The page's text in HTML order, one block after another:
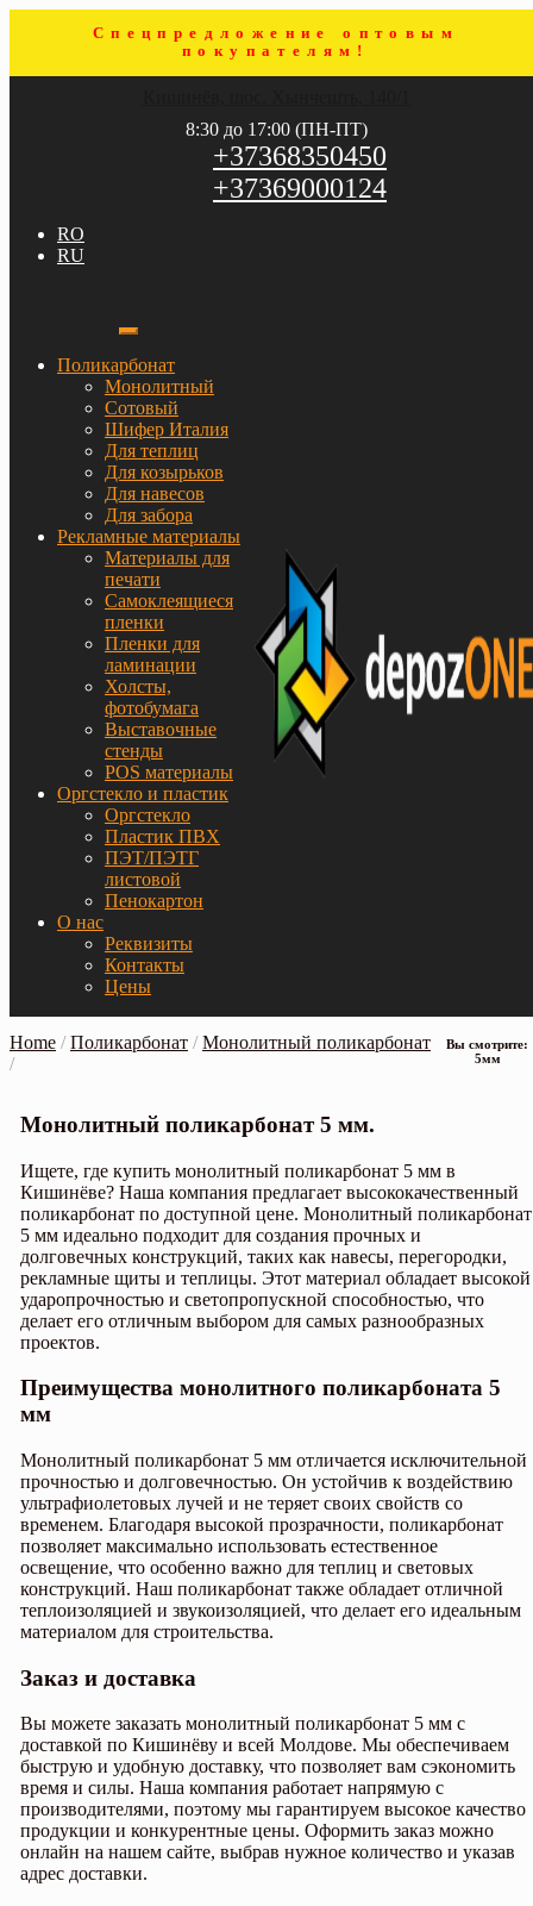
Спецпредложение оптовым
покупателям!
8:30 до 17:00 (ПН-ПТ)
+37368350450
+37369000124
RO
RU
Поликарбонат
Монолитный
Сотовый
Шифер Италия
Для теплиц
Для козырьков
Для навесов
Для забора
Рекламные материалы
Материалы для
печати
Самоклеящиеся
пленки
Пленки для
ламинации
Холсты,
фотобумага
Выставочные
стенды
POS материалы
Оргстекло и пластик
Оргстекло
Пластик ПВХ
ПЭТ/ПЭТГ
листовой
Пенокартон
О нас
Реквизиты
Контакты
Цены
Вы смотрите:
5мм
Home /Поликарбонат /Монолитный поликарбонат
/
Монолитный поликарбонат 5 мм.
Ищете, где купить монолитный поликарбонат 5 мм в
Кишинёве? Наша компания предлагает высококачественный
поликарбонат по доступной цене. Монолитный поликарбонат
5 мм идеально подходит для создания прочных и
долговечных конструкций, таких как навесы, перегородки,
рекламные щиты и теплицы. Этот материал обладает высокой
ударопрочностью и светопропускной способностью, что
делает его отличным выбором для самых разнообразных
проектов.
Преимущества монолитного поликарбоната 5
мм
Монолитный поликарбонат 5 мм отличается исключительной
прочностью и долговечностью. Он устойчив к воздействию
ультрафиолетовых лучей и не теряет своих свойств со
временем. Благодаря высокой прозрачности, поликарбонат
позволяет максимально использовать естественное
освещение, что особенно важно для теплиц и световых
конструкций. Наш поликарбонат также обладает отличной
теплоизоляцией и звукоизоляцией, что делает его идеальным
материалом для строительства.
Заказ и доставка
Вы можете заказать монолитный поликарбонат 5 мм с
доставкой по Кишинёву и всей Молдове. Мы обеспечиваем
быструю и удобную доставку, что позволяет вам сэкономить
время и силы. Наша компания работает напрямую с
производителями, поэтому мы гарантируем высокое качество
продукции и конкурентные цены. Оформить заказ можно
онлайн на нашем сайте, выбрав нужное количество и указав
адрес доставки.